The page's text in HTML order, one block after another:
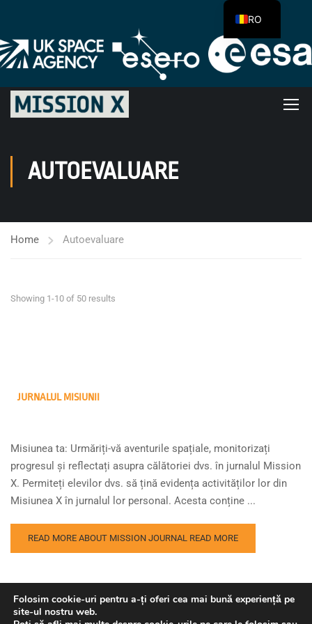
AUTOEVALUARE
Home Autoevaluare
Showing 1-10 of 50 results
JURNALUL MISIUNII
Misiunea ta: Urmăriți-vă aventurile spațiale, monitorizați
progresul și reflectați asupra călătoriei dvs. în jurnalul Mission
X. Permiteți elevilor dvs. să țină evidența activităților lor din
Misiunea X în jurnalul lor personal. Acesta conține ...
READ MORE ABOUT MISSION JOURNAL READ MORE
Folosim cookie-uri pentru a-ți oferi cea mai bună experiență pe
site-ul nostru web.
RO